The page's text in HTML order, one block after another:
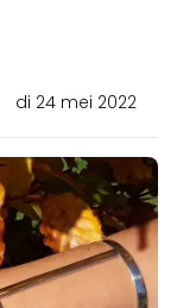
di 24 mei 2022